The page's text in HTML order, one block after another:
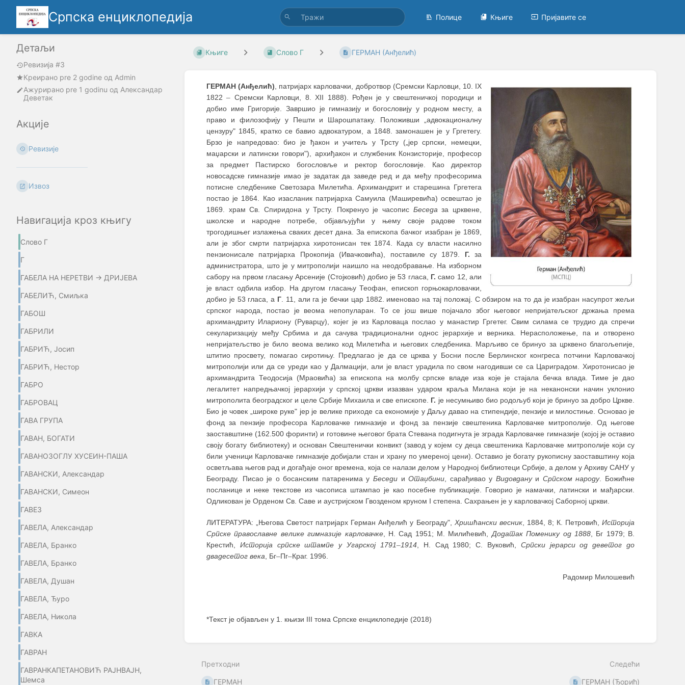
Српска енциклопедија Полице Књиге Пријавите се
Детаљи
Ревизија #3
Креирано pre 2 godine oд Admin
Ажурирано pre 1 godinu од Александар
Деветак
Акције
Ревизије
Извоз
Навигација кроз књигу
Слово Г
Г
ГАБЕЛА НА НЕРЕТВИ → ДРИЈЕВА
ГАБЕЛИЋ, Смиљка
ГАБОШ
ГАБРИЛИ
ГАБРИЋ, Јосип
ГАБРИЋ, Нестор
ГАБРО
ГАБРОВАЦ
ГАВА ГРУПА
ГАВАН, БОГАТИ
ГАВАНОЗОГЛУ ХУСЕИН-ПАША
ГАВАНСКИ, Александар
ГАВАНСКИ, Симеон
ГАВЕЗ
ГАВЕЛА, Александар
ГАВЕЛА, Бранко
ГАВЕЛА, Бранко
ГАВЕЛА, Душан
ГАВЕЛА, Ђуро
ГАВЕЛА, Никола
ГАВКА
ГАВРАН
ГАВРАНКАПЕТАНОВИЋ РАЈНВАЈН,
Шемса
Књиге Слово Г ГЕРМАН (Анђелић)
ГЕРМАН (Анђелић), патријарх карловачки, добротвор (Сремски Карловци, 10. IX
1822– Сремски Карловци, 8. XII 1888). Рођен је у свештеничкој породици и
добио име Григорије. Завршио је гимназију и богословију у родном месту, а
право и филозофију у Пешти и Шарошпатаку. Положивши „адвокационалну
цензуру" 1845, кратко се бавио адвокатуром, а 1848. замонашен је у Гргетегу.
Брзо је напредовао: био је ђакон и учитељ у Трсту („јер српски, немецки,
маџарски и латински говори"), архиђакон и службеник Конзисторије, професор
за предмет Пастирско богословље и ректор богословије. Као директор
новосадске гимназије имао је задатак да заведе ред и да међу професорима
потисне следбенике Светозара Милетића. Архимандрит и старешина Гргетега
постао је 1864. Као изасланик патријарха Самуила (Маширевића) освештао је
1869. храм Св. Спиридона у Трсту. Покренуо је часопис Беседаза црквене,
школске и народне потребе, објављујући у њему своје радове током
трогодишњег излажења сваких десет дана. За епископа бачког изабран је 1869,
али је због смрти патријарха хиротонисан тек 1874. Када су власти насилно
пензионисале патријарха Прокопија (Ивачковића), поставиле су 1879. Г. за
администратора, што је у митрополији наишло на неодобравање. На изборном
сабору на првом гласању Арсеније (Стојковић) добио је 53 гласа, Г. само 12, али
је власт одбила избор. На другом гласању Теофан, епископ горњокарловачки,
добио је 53 гласа, а Г. 11, али га је бечки цар 1882. именовао на тај положај. С обзиром на то да је изабран насупрот жељи
српског народа, постао је веома непопуларан. То се још више појачало због његовог непријатељског држања према
архимандриту Илариону (Руварцу), којег је из Карловаца послао у манастир Гргетег. Свим силама се трудио да спречи
секуларизацију међу Србима и да сачува традиционални однос јерархије и верника. Нерасположење, па и отворено
непријатељство је било веома велико код Милетића и његових следбеника. Марљиво се бринуо за црквено благољепије,
штитио просвету, помагао сиротињу. Предлагао је да се црква у Босни после Берлинског конгреса потчини Карловачкој
митрополији или да се уреди као у Далмацији, али је власт урадила по свом нагодивши се са Цариградом. Хиротонисао је
архимандрита Теодосија (Мраовића) за епископа на молбу српске владе иза које је стајала бечка влада. Тиме је дао
легалитет напредњачкој јерархији у српској цркви изазван ударом краља Милана који је на неканонски начин уклонио
митрополита београдског и целе Србије Михаила и све епископе. Г. је несумњиво био родољуб који је бринуо за добро Цркве.
Био је човек „широке руке" јер је велике приходе са економије у Даљу давао на стипендије, пензије и милостиње. Основао је
фонд за пензије професора Карловачке гимназије и фонд за пензије свештеника Карловачке митрополије. Од његове
заоставштине (162.500 форинти) и готовине његовог брата Стевана подигнута је зграда Карловачке гимназије (којој је оставио
своју богату библиотеку) и основан Свештенички конвикт (завод у којем су деца свештеника Карловачке митрополије који су
били ученици Карловачке гимназије добијали стан и храну по умереној цени). Оставио је богату рукописну заоставштину која
осветљава његов рад и догађаје оног времена, која се налази делом у Народној библиотеци Србије, а делом у Архиву САНУ у
Београду. Писао је о босанским патаренима у БеседииОтаџбини, сарађивао у Видовдануи Српском народу. Божићне
посланице и неке текстове из часописа штампао је као посебне публикације. Говорио је намачки, латински и мађарски.
Одликован је Орденом Св. Саве и аустријском Гвозденом круном I степена. Сахрањен је у карловачкој Саборној цркви.
ЛИТЕРАТУРА: „Његова Светост патријарх Герман Анђелић у Београду", Хришћански весник, 1884, 8; К. Петровић,Историја
Српске православне велике гимназије карловачке, Н. Сад 1951; М. Милићевић, Додатак Поменику од 1888, Бг 1979; В.
Крестић, Историја српске штампе у Угарској 1791–1914, Н. Сад 1980; С. Вуковић, Српски јерарси од деветог до
двадесетог века , Бг–Пг–Краг. 1996.
Радомир Милошевић
*Текст је објављен у 1. књизи III тома Српске енциклопедије (2018)
mode
Претходни
ГЕРМАН
Следећи
ГЕРМАН (Ђорић)